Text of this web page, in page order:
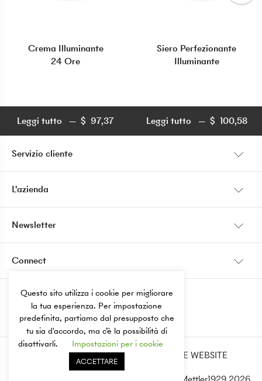
Crema Illuminante
24 Ore
$ 97,37
Leggi tutto $ 97,37
Siero Perfezionante
Illuminante
$ 100,58
Leggi tutto $ 100,58
Servizio cliente
Spedizione
Pagamento
L'azienda
Store locator
Diventa rivenditore
Contatto
Newsletter
novità Mettler.
Connect
Switzerland IT
TERMS AND CONDITIONS OF USE OF THE WEBSITE
Questo sito utilizza i cookie per migliorare
la tua esperienza. Per impostazione
predefinita, partiamo dal presupposto che
tu sia d'accordo, ma c’è la possibilità di
disattivarli.
Impostazioni per i cookie
ACCETTARE